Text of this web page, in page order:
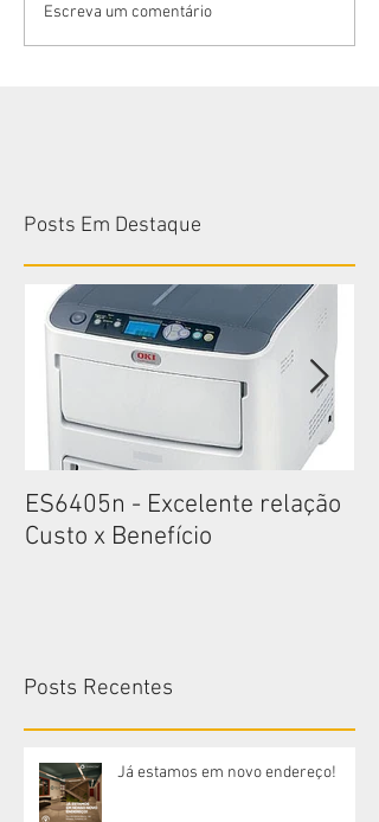
Vantagens em alugar com a
Cearacom!
Escreva um comentário
Posts Em Destaque
ES6405n - Excelente relação
Custo x Benefício
Posts Recentes
Já estamos em novo endereço!